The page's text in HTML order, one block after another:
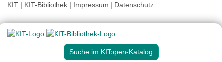
KIT | KIT-Bibliothek | Impressum | Datenschutz
Suche im KITopen-Katalog